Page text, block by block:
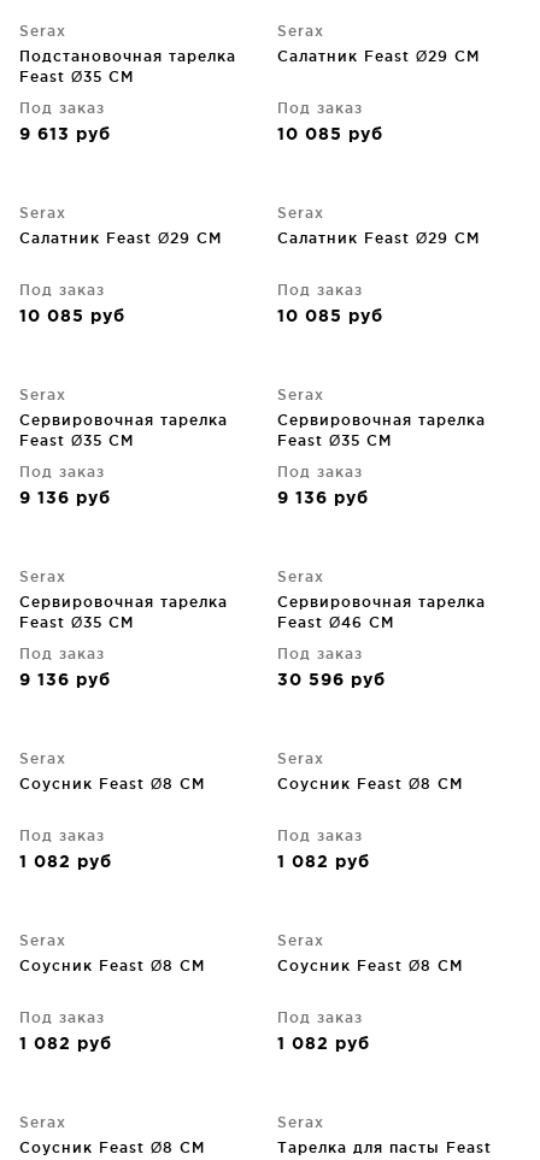
Serax
Подстановочная тарелка
Feast Ø35 CM
Под заказ
9 613 руб
Serax
Салатник Feast Ø29 CM
Под заказ
10 085 руб
Serax
Салатник Feast Ø29 CM
Под заказ
10 085 руб
Serax
Салатник Feast Ø29 CM
Под заказ
10 085 руб
Serax
Сервировочная тарелка
Feast Ø35 CM
Под заказ
9 136 руб
Serax
Сервировочная тарелка
Feast Ø35 CM
Под заказ
9 136 руб
Serax
Сервировочная тарелка
Feast Ø35 CM
Под заказ
9 136 руб
Serax
Сервировочная тарелка
Feast Ø46 CM
Под заказ
30 596 руб
Serax
Соусник Feast Ø8 CM
Под заказ
1 082 руб
Serax
Соусник Feast Ø8 CM
Под заказ
1 082 руб
Serax
Соусник Feast Ø8 CM
Под заказ
1 082 руб
Serax
Соусник Feast Ø8 CM
Под заказ
1 082 руб
Serax
Соусник Feast Ø8 CM
Serax
Тарелка для пасты Feast